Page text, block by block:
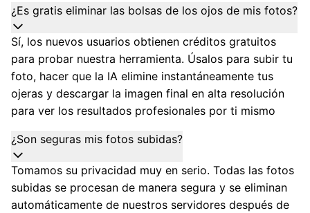
¿Es gratis eliminar las bolsas de los ojos de mis fotos?
Sí, los nuevos usuarios obtienen créditos gratuitos
para probar nuestra herramienta. Úsalos para subir tu
foto, hacer que la IA elimine instantáneamente tus
ojeras y descargar la imagen final en alta resolución
para ver los resultados profesionales por ti mismo
¿Son seguras mis fotos subidas?
Tomamos su privacidad muy en serio. Todas las fotos
subidas se procesan de manera segura y se eliminan
automáticamente de nuestros servidores después de